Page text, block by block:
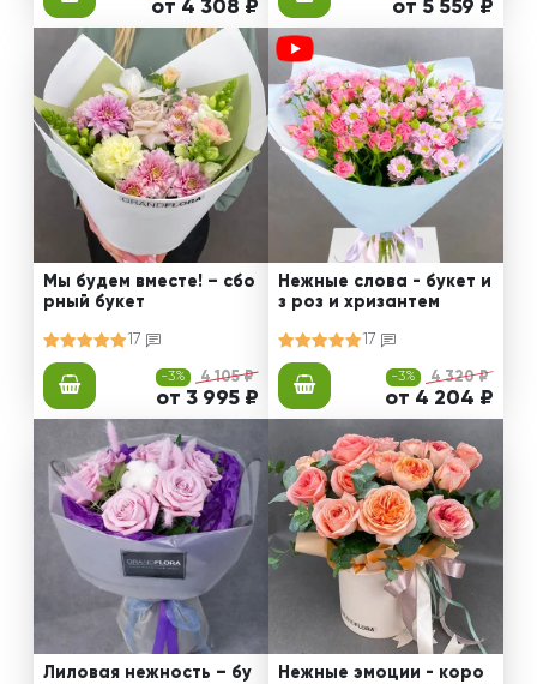
от 4 308 ₽ от 5 559 ₽
Мы будем вместе! – сбо
рный букет
17
-3% 4 105 ₽
от 3 995 ₽
Нежные слова - букет и
з роз и хризантем
17
-3% 4 320 ₽
от 4 204 ₽
Лиловая нежность – бу
Нежные эмоции - коро